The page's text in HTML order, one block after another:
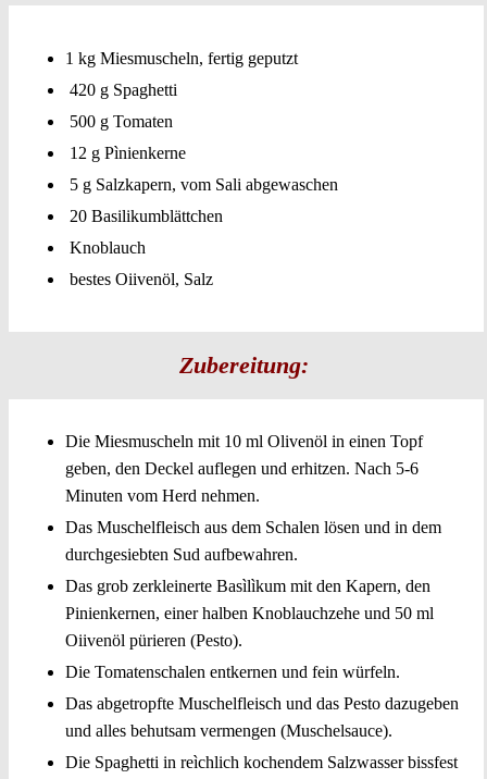
1 kg Miesmuscheln, fertig geputzt
420 g Spaghetti
500 g Tomaten
12 g Pìnienkerne
5 g Salzkapern, vom Sali abgewaschen
20 Basilikumblättchen
Knoblauch
bestes Oiivenöl, Salz
Zubereitung:
Die Miesmuscheln mit 10 ml Olivenöl in einen Topf
geben, den Deckel auflegen und erhitzen. Nach 5-6
Minuten vom Herd nehmen.
Das Muschelfleisch aus dem Schalen lösen und in dem
durchgesiebten Sud aufbewahren.
Das grob zerkleinerte Basìlìkum mit den Kapern, den
Pinienkernen, einer halben Knoblauchzehe und 50 ml
Oiivenöl pürieren (Pesto).
Die Tomatenschalen entkernen und fein würfeln.
Das abgetropfte Muschelfleisch und das Pesto dazugeben
und alles behutsam vermengen (Muschelsauce).
Die Spaghetti in reìchlich kochendem Salzwasser bissfest